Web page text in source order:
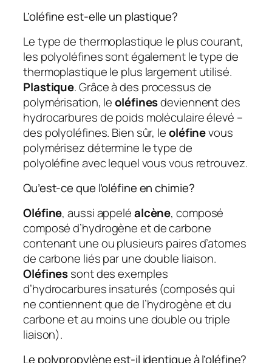
L’oléfine est-elle un plastique?
Le type de thermoplastique le plus courant,
les polyoléfines sont également le type de
thermoplastique le plus largement utilisé.
Plastique. Grâce à des processus de
polymérisation, leoléfinesdeviennent des
hydrocarbures de poids moléculaire élevé –
des polyoléfines. Bien sûr, leoléfinevous
polymérisez détermine le type de
polyoléfine avec lequel vous vous retrouvez.
Qu’est-ce que l’oléfine en chimie?
Oléfine, aussi appeléalcène, composé
composé d’hydrogène et de carbone
contenant une ou plusieurs paires d’atomes
de carbone liés par une double liaison.
Oléfinessont des exemples
d’hydrocarbures insaturés (composés qui
ne contiennent que de l’hydrogène et du
carbone et au moins une double ou triple
liaison).
Le polypropylène est-il identique à l’oléfine?